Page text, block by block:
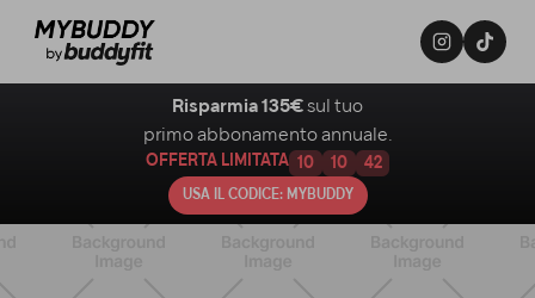
Risparmia 135€ sul tuo
primo abbonamento annuale.
OFFERTA LIMITATA 10 10 41
USA IL CODICE: MYBUDDY